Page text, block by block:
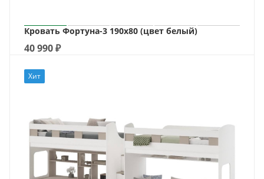
Кровать Фортуна-3 190х80 (цвет белый)
40 990₽
Хит